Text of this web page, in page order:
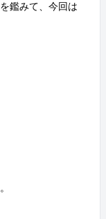
鑑みて、今回は